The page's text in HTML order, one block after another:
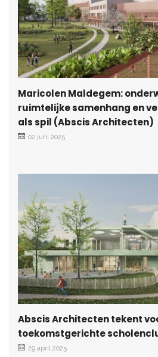
Maricolen Maldegem:
ruimtelijke samenhang en
als spil (Abscis Architecten)
02 juni 2025
Abscis Architecten tekent
toekomstgerichte
29 april 2025